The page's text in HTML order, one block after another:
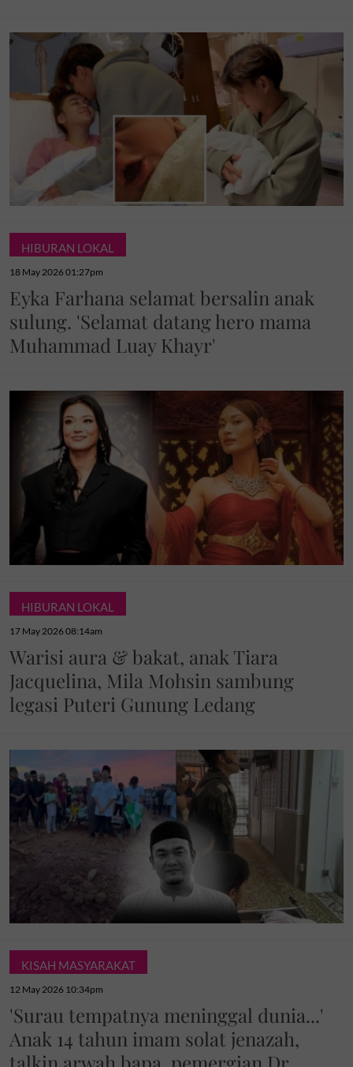
HIBURAN LOKAL
18 May 2026 01:27pm
Eyka Farhana selamat bersalin anak
sulung. 'Selamat datang hero mama
Muhammad Luay Khayr'
HIBURAN LOKAL
17 May 2026 08:14am
Warisi aura & bakat, anak Tiara
Jacquelina, Mila Mohsin sambung
legasi Puteri Gunung Ledang
KISAH MASYARAKAT
12 May 2026 10:34pm
'Surau tempatnya meninggal dunia...'
Anak 14 tahun imam solat jenazah,